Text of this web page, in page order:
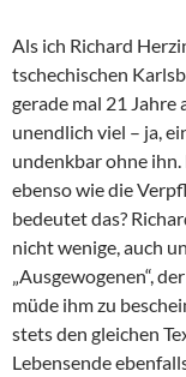
Als ich Richard
tschechischen
gerade mal 21
unendlich viel – ja,
undenkbar ohne
ebenso wie die
bedeutet das?
nicht wenige, auch
„Ausgewogenen“,
müde ihm zu
stets den gleichen
Lebensende